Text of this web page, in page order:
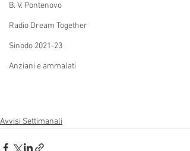
B. V. Pontenovo
Radio Dream Together
Sinodo 2021-23
Anziani e ammalati
Avvisi Settimanali